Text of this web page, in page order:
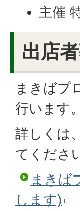
主催
出店
まきばプ
行います。
詳しくは
てくださ
まきば
します)